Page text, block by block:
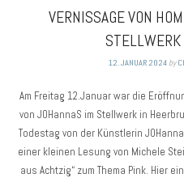
VERNISSAGE VON
STELLWERK
12. JANUAR 2024by
Am Freitag 12.Januar war die
von JOHannaS im Stellwerk in
Todestag von der Künstlerin
einer kleinen Lesung von Michele
aus Achtzig“ zum Thema Pink. Hier